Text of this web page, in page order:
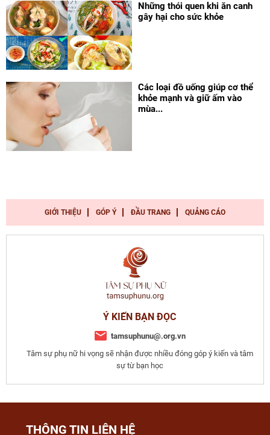
Những thói quen khi ăn canh
gây hại cho sức khỏe
Các loại đồ uống giúp cơ thể
khỏe mạnh và giữ ấm vào
mùa...
GIỚI THIỆU GÓP Ý ĐẦU TRANG QUẢNG CÁO
Ý KIẾN BẠN ĐỌC
tamsuphunu@.org.vn
Tâm sự phụ nữ hi vọng sẽ nhận được nhiều đóng góp ý kiến và tâm
sự từ bạn học
THÔNG TIN LIÊN HỆ